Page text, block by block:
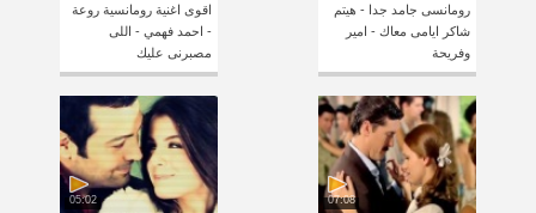
رومانسى جامد جدا - هيتم
شاكر ايامى معاك - امير
وفريحة
اقوى اغنية رومانسية روعة
- احمد فهمي - اللى
مصبرنى عليك
07:08
05:02